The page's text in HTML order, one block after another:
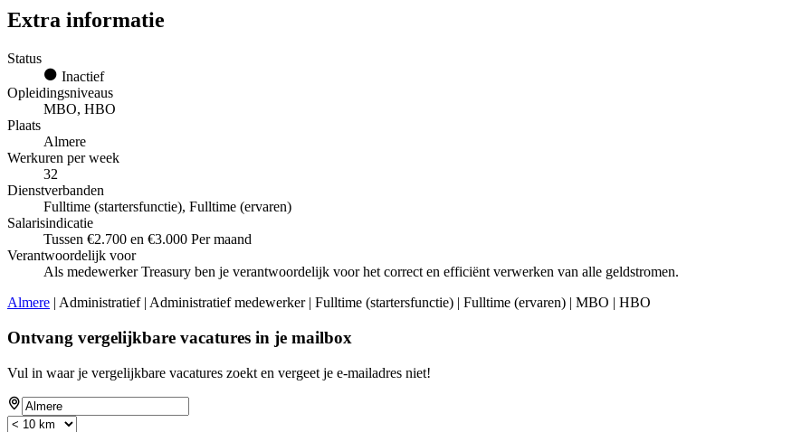
Extra informatie
Status
Inactief
Opleidingsniveaus
MBO, HBO
Plaats
Almere
Werkuren per week
32
Dienstverbanden
Fulltime (startersfunctie), Fulltime (ervaren)
Salarisindicatie
Tussen €2.700 en €3.000 Per maand
Verantwoordelijk voor
Als medewerker Treasury ben je verantwoordelijk voor het correct en efficiënt verwerken van alle geldstromen.
Almere | Administratief | Administratief medewerker | Fulltime (startersfunctie) | Fulltime (ervaren) | MBO | HBO
Ontvang vergelijkbare vacatures in je mailbox
Vul in waar je vergelijkbare vacatures zoekt en vergeet je e-mailadres niet!